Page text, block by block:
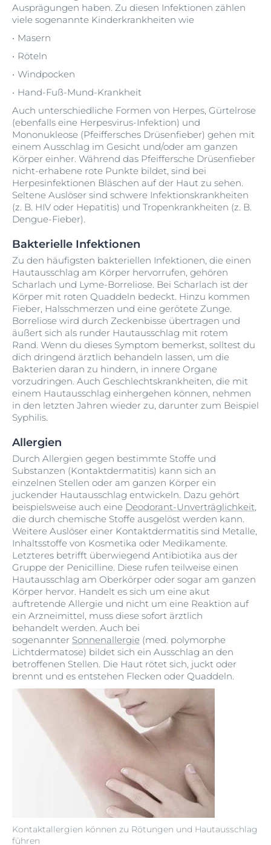
Ausprägungen haben. Zu diesen Infektionen zählen
viele sogenannte Kinderkrankheiten wie
Masern
Röteln
Windpocken
Hand-Fuß-Mund-Krankheit
Auch unterschiedliche Formen von Herpes, Gürtelrose
(ebenfalls eine Herpesvirus-Infektion) und
Mononukleose (Pfeiffersches Drüsenfieber) gehen mit
einem Ausschlag im Gesicht und/oder am ganzen
Körper einher. Während das Pfeiffersche Drüsenfieber
nicht-erhabene rote Punkte bildet, sind bei
Herpesinfektionen Bläschen auf der Haut zu sehen.
Seltene Auslöser sind schwere Infektionskrankheiten
(z. B. HIV oder Hepatitis) und Tropenkrankheiten (z. B.
Dengue-Fieber).
Bakterielle Infektionen
Zu den häufigsten bakteriellen Infektionen, die einen
Hautausschlag am Körper hervorrufen, gehören
Scharlach und Lyme-Borreliose. Bei Scharlach ist der
Körper mit roten Quaddeln bedeckt. Hinzu kommen
Fieber, Halsschmerzen und eine gerötete Zunge.
Borreliose wird durch Zeckenbisse übertragen und
äußert sich als runder Hautausschlag mit rotem
Rand. Wenn du dieses Symptom bemerkst, solltest du
dich dringend ärztlich behandeln lassen, um die
Bakterien daran zu hindern, in innere Organe
vorzudringen. Auch Geschlechtskrankheiten, die mit
einem Hautausschlag einhergehen können, nehmen
in den letzten Jahren wieder zu, darunter zum Beispiel
Syphilis.
Allergien
Kontaktallergien können zu Rötungen und Hautausschlag
führen
Durch Allergien gegen bestimmte Stoffe und
Substanzen (Kontaktdermatitis) kann sich an
einzelnen Stellen oder am ganzen Körper ein
juckender Hautausschlag entwickeln. Dazu gehört
beispielsweise auch eine Deodorant-Unverträglichkeit,
die durch chemische Stoffe ausgelöst werden kann.
Weitere Auslöser einer Kontaktdermatitis sind Metalle,
Inhaltsstoffe von Kosmetika oder Medikamente.
Letzteres betrifft überwiegend Antibiotika aus der
Gruppe der Penicilline. Diese rufen teilweise einen
Hautausschlag am Oberkörper oder sogar am ganzen
Körper hervor. Handelt es sich um eine akut
auftretende Allergie und nicht um eine Reaktion auf
ein Arzneimittel, muss diese sofort ärztlich
behandelt werden. Auch bei
sogenannter Sonnenallergie (med. polymorphe
Lichtdermatose) bildet sich ein Ausschlag an den
betroffenen Stellen. Die Haut rötet sich, juckt oder
brennt und es entstehen Flecken oder Quaddeln.